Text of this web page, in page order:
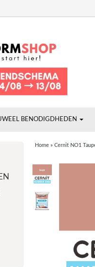
BENODIGDHEDEN
Home» Cernit NO1